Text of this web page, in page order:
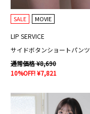
SALE MOVIE
LIP SERVICE
サイドボタンショートパンツ
通常価格 ¥8,690
10%OFF! ¥7,821